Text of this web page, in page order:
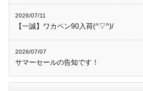
2026/07/11
【一誠】ワカペン90入荷(^▽^)/
2026/07/07
サマーセールの告知です！